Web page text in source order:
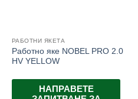
РАБОТНИ ЯКЕТА
Работно яке NOBEL PRO 2.0
HV YELLOW
НАПРАВЕТЕ